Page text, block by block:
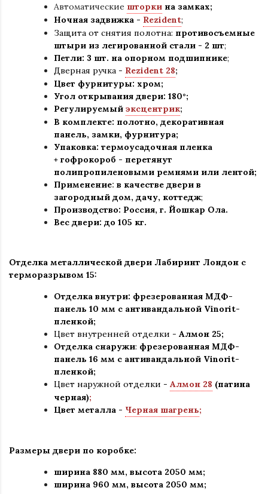
Автоматические шторки на замках;
Ночная задвижка - Rezident;
Защита от снятия полотна: противосъемные
штыри из легированной стали - 2 шт;
Петли: 3 шт. на опорном подшипнике;
Дверная ручка - Rezident 28;
Цвет фурнитуры: хром;
Угол открывания двери: 180°;
Регулируемый эксцентрик;
В комплекте: полотно, декоративная
панель, замки, фурнитура;
Упаковка: термоусадочная пленка
+ гофрокороб - перетянут
полипропиленовыми ремнями или лентой;
Применение: в качестве двери в
загородный дом, дачу, коттедж;
Производство: Россия, г. Йошкар Ола.
Вес двери: до 105 кг.
Отделка металлической двери Лабиринт Лондон с
терморазрывом 15:
Отделка внутри: фрезерованная МДФ-
панель 10 мм с антивандальной Vinorit-
пленкой;
Цвет внутренней отделки - Алмон 25;
Отделка снаружи: фрезерованная МДФ-
панель 16 мм с антивандальной Vinorit-
пленкой;
Цвет наружной отделки - Алмон 28 (патина
черная);
Цвет металла - Черная шагрень;
Размеры двери по коробке:
ширина 880 мм, высота 2050 мм;
ширина 960 мм, высота 2050 мм;